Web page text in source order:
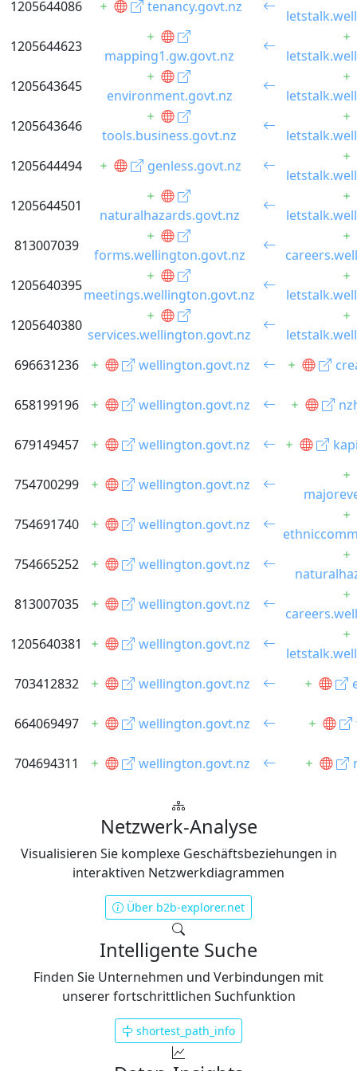
kapiticoast.govt.nz
moneyhub.co.nz
wecc.org.nz
wgtn.ac.nz
1205644086
tenancy.govt.nz
1205644623
mapping1.gw.govt.nz
1205643645
environment.govt.nz
1205643646
tools.business.govt.nz
1205644494
genless.govt.nz
1205644501
naturalhazards.govt.nz
813007039
forms.wellington.govt.nz
1205640395
meetings.wellington.govt.nz
1205640380
services.wellington.govt.nz
696631236
wellington.govt.nz
658199196 wellington.govt.nz
679149457 wellington.govt.nz
754700299 wellington.govt.nz
754691740
wellington.govt.nz
754665252
wellington.govt.nz
813007035
wellington.govt.nz
1205640381
wellington.govt.nz
703412832
wellington.govt.nz
664069497 wellington.govt.nz
704694311 wellington.govt.nz
Netzwerk-Analyse
Visualisieren Sie komplexe Geschäftsbeziehungen in
interaktiven Netzwerkdiagrammen
Über b2b-explorer.net
Intelligente Suche
Finden Sie Unternehmen und Verbindungen mit
unserer fortschrittlichen Suchfunktion
shortest_path_info